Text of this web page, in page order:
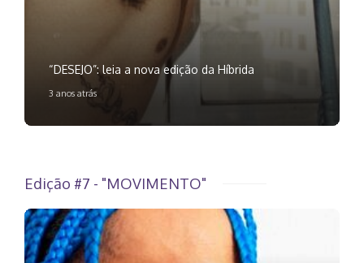
“DESEJO”: leia a nova edição da Híbrida
3 anos atrás
Edição #7 - "MOVIMENTO"